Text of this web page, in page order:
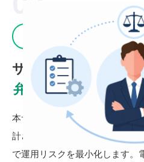
弁護士監修設計
サービス設計から利
弁護士のアドバイス
本サービスはMEDIS認定・3省
計されており、弁護士の法的知
で運用リスクを最小化します。